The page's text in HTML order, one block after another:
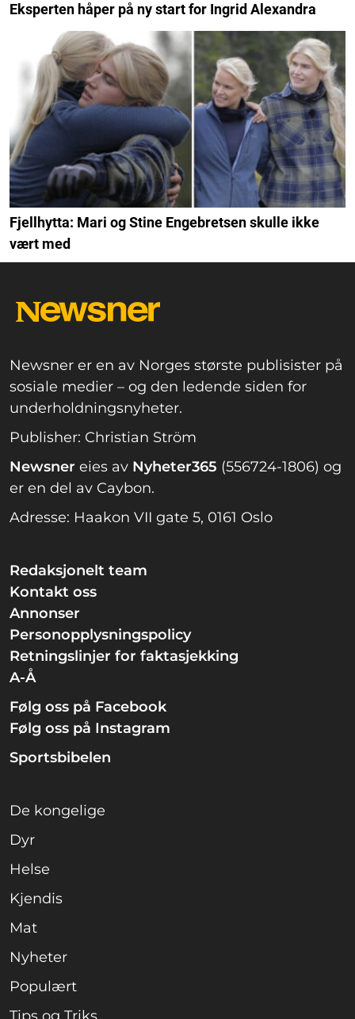
Eksperten håper på ny start for Ingrid Alexandra
Fjellhytta: Mari og Stine Engebretsen skulle ikke
vært med
Newsner er en av Norges største publisister på
sosiale medier – og den ledende siden for
underholdningsnyheter.
Publisher: Christian Ström
Newsner eies av Nyheter365 (556724-1806) og
er en del av Caybon.
Adresse: Haakon VII gate 5, 0161 Oslo
Redaksjonelt team
Kontakt oss
Annonser
Personopplysningspolicy
Retningslinjer for faktasjekking
A-Å
Følg oss på Facebook
Følg oss på Instagram
Sportsbibelen
De kongelige
Dyr
Helse
Kjendis
Mat
Nyheter
Populært